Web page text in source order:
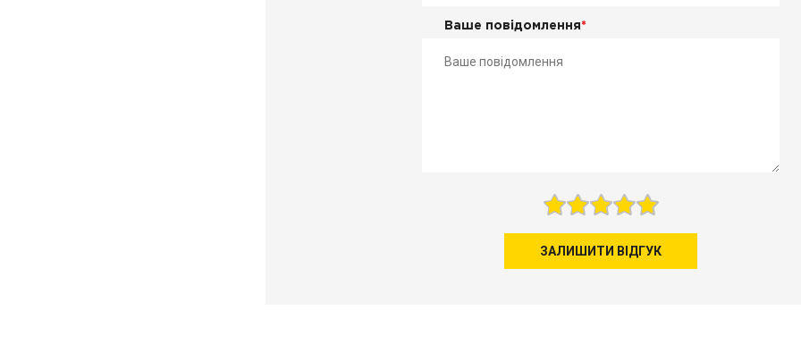
Ваше повідомлення*
ЗАЛИШИТИ ВІДГУК